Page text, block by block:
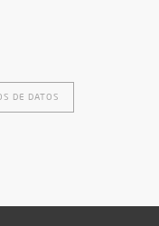
DE DATOS